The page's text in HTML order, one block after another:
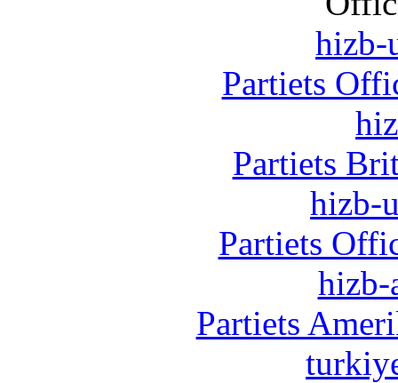
hizb-
Partiets
Partiets
hizb-
Partiets
hizb-
Partiets